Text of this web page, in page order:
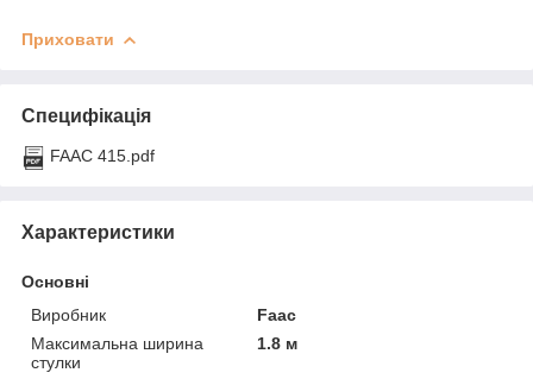
Приховати
Специфікація
FAAC 415.pdf
Характеристики
Основні
Виробник
Faac
Максимальна ширина
стулки
1.8 м